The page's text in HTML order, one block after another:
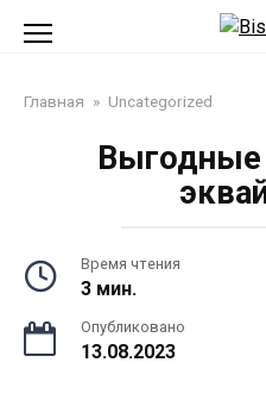
Главная » Uncategorized
Время чтения
3 мин.
Опубликовано
13.08.2023